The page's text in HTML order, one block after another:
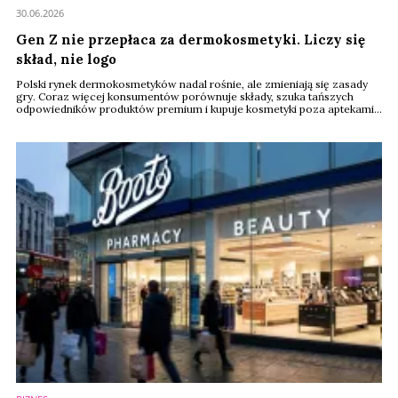
Gen Z nie przepłaca za dermokosmetyki. Liczy się
skład, nie logo
Polski rynek dermokosmetyków nadal rośnie, ale zmieniają się zasady
gry. Coraz więcej konsumentów porównuje składy, szuka tańszych
odpowiedników produktów premium i kupuje kosmetyki poza aptekami.
30.06.2026